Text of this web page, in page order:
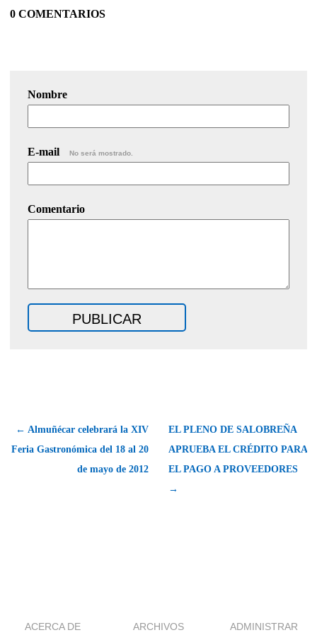
0 COMENTARIOS
Nombre
E-mail No será mostrado.
Comentario
← Almuñécar celebrará la XIV
Feria Gastronómica del 18 al 20
de mayo de 2012
EL PLENO DE SALOBREÑA
APRUEBA EL CRÉDITO PARA
EL PAGO A PROVEEDORES
→
ACERCA DE ARCHIVOS ADMINISTRAR